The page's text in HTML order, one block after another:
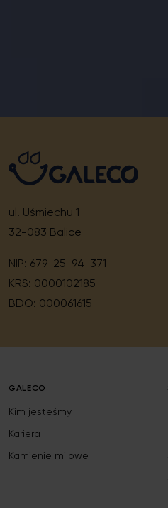
ul. Uśmiechu 1
32-083 Balice
NIP: 679-25-94-371
KRS: 0000102185
BDO: 000061615
GALECO
Kim jesteśmy
Kariera
Kamienie milowe